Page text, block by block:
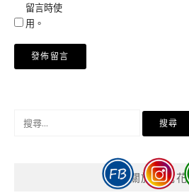
留言時使
用。
關於周花花